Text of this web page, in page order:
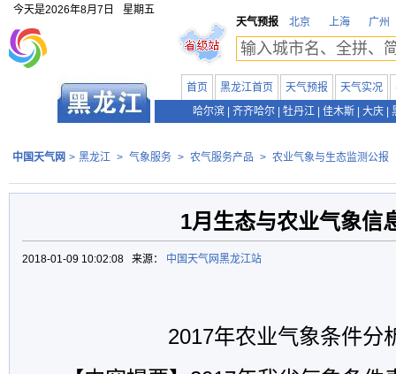
今天是2026年8月7日
星期五
天气预报
北京 上海 广州
首页 黑龙江首页 天气预报 天气实况
哈尔滨
齐齐哈尔 牡丹江 佳木斯 大庆
中国天气网 > 黑龙江 > 气象服务 > 农气服务产品 > 农业气象与生态监测公报
1月生态与农业气象信
2018-01-09 10:02:08 来源： 中国天气网黑龙江站
2017年农业气象条件分